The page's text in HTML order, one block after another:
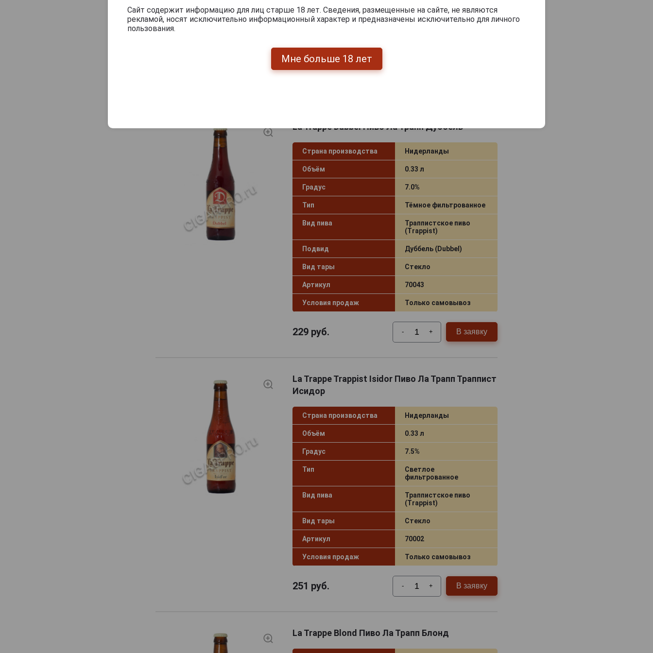
Вид тары Стекло
La Trappe Dubbel Пиво Ла Трапп Дуббель
Страна производства Нидерланды
Объём 0.33 л
Градус 7.0%
Тип Тёмное фильтрованное
Вид пива
Траппистское пиво
(Trappist)
Подвид Дуббель (Dubbel)
Вид тары Стекло
Артикул 70043
Условия продаж Только самовывоз
229руб. - + В заявку
La Trappe Trappist Isidor Пиво Ла Трапп Траппист
Исидор
Страна производства Нидерланды
Объём 0.33 л
Градус 7.5%
Тип
Светлое
фильтрованное
Вид пива
Траппистское пиво
(Trappist)
Вид тары Стекло
Артикул 70002
Условия продаж Только самовывоз
251 руб. - + В заявку
La Trappe Blond Пиво Ла Трапп Блонд
Сайт содержит информацию для лиц старше 18 лет. Сведения, размещенные на сайте, не являются
рекламой, носят исключительно информационный характер и предназначены исключительно для личного
пользования.
Мне больше 18 лет